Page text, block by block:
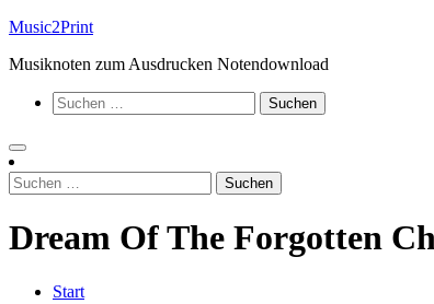
Zum
springen
Music2Print
Musiknoten zum Ausdrucken Notendownload
Suchen
nach:
Suchen
nach:
Dream Of The Forgotten
Start